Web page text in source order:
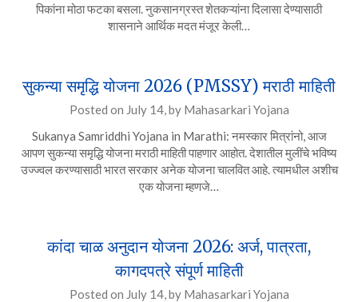
पिकांना मोठा फटका बसला. नुकसानग्रस्त शेतकऱ्यांना दिलासा देण्यासाठी
शासनाने आर्थिक मदत मंजूर केली…
सुकन्या समृद्धि योजना 2026 (PMSSY) मराठी माहिती
Posted on July 14,by Mahasarkari Yojana
Sukanya Samriddhi Yojana in Marathi: नमस्कार मित्रांनो, आज
आपण सुकन्या समृद्धि योजना मराठी माहिती पाहणार आहोत. देशातील मुलींचे भविष्य
उज्ज्वल करण्यासाठी भारत सरकार अनेक योजना चालवित आहे. त्यामधील अशीच
एक योजना म्हणजे…
कांदा चाळ अनुदान योजना 2026: अर्ज, पात्रता,
कागदपत्रे संपूर्ण माहिती
Posted on July 14,by Mahasarkari Yojana